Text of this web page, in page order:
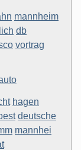
mannheim
db
vortrag
hagen
deutsche
mannhei